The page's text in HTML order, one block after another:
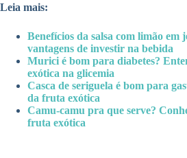
Leia mais:
Benefícios da salsa com limão em
vantagens de investir na bebida
Murici é bom para diabetes?
exótica na glicemia
Casca de seriguela é bom para
da fruta exótica
Camu-camu pra que serve?
fruta exótica